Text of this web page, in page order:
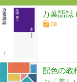
万葉語誌
18
配色の教